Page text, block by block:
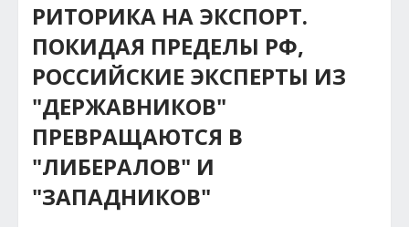
РИТОРИКА НА ЭКСПОРТ.
ПОКИДАЯ ПРЕДЕЛЫ РФ,
РОССИЙСКИЕ ЭКСПЕРТЫ ИЗ
"ДЕРЖАВНИКОВ"
ПРЕВРАЩАЮТСЯ В
"ЛИБЕРАЛОВ" И
"ЗАПАДНИКОВ"